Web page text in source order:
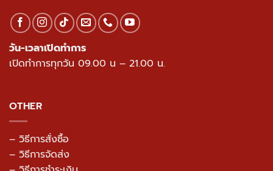
วัน-เวลาเปิดทำการ
เปิดทำการทุกวัน 09.00 น – 21.00 น.
OTHER
– วิธีการสั่งซื้อ
– วิธีการจัดส่ง